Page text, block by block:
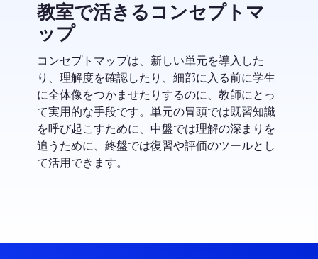
教室で活きるコンセプトマ
ップ
コンセプトマップは、新しい単元を導入した
り、理解度を確認したり、細部に入る前に学生
に全体像をつかませたりするのに、教師にとっ
て実用的な手段です。単元の冒頭では既習知識
を呼び起こすために、中盤では理解の深まりを
追うために、終盤では復習や評価のツールとし
て活用できます。